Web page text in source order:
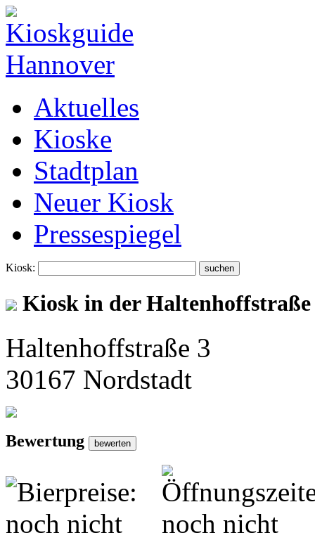
Aktuelles
Kioske
Stadtplan
Neuer Kiosk
Pressespiegel
Kiosk:
Kiosk in der Haltenhoffstraße
Haltenhoffstraße 3
30167 Nordstadt
Bewertung